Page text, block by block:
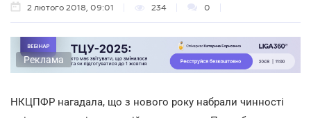
2 лютого 2018, 09:01 234 0
Реклама
НКЦПФР нагадала, що з нового року набрали чинності